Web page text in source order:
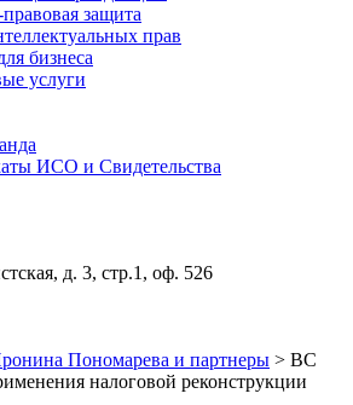
защита
прав
бизнеса
услуги
ИСО и Свидетельства
д. 3, стр.1, оф. 526
Пономарева и партнеры > ВС
налоговой реконструкции